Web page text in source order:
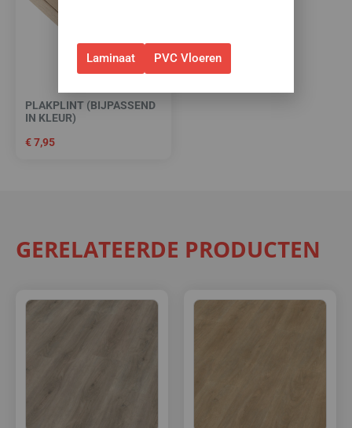
PLAKPLINT (BIJPASSEND
IN KLEUR)
€7,95
GERELATEERDE PRODUCTEN
Laminaat PVC Vloeren